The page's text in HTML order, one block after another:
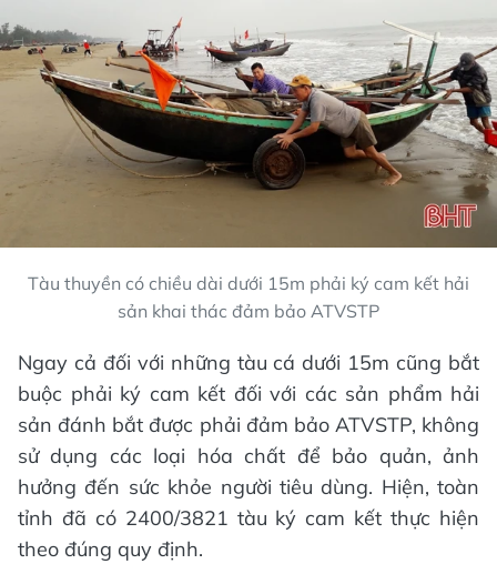
Tàu thuyền có chiều dài dưới 15m phải ký cam kết hải
sản khai thác đảm bảo ATVSTP
Ngay cả đối với những tàu cá dưới 15m cũng bắt
buộc phải ký cam kết đối với các sản phẩm hải
sản đánh bắt được phải đảm bảo ATVSTP, không
sử dụng các loại hóa chất để bảo quản, ảnh
hưởng đến sức khỏe người tiêu dùng. Hiện, toàn
tỉnh đã có 2400/3821 tàu ký cam kết thực hiện
theo đúng quy định.